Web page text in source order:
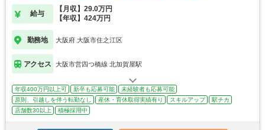
給与
【月収】29.0万円
【年収】424万円
勤務地 大阪府 大阪市住之江区
アクセス 大阪市営四つ橋線 北加賀屋駅
年収400万円以上可 新卒も応募可能
未経験者も応募可能
原則、引越しを伴う転勤なし
産休・育休取得実績有り スキルアップ
駅チカ
店舗数30以上
積極採用中